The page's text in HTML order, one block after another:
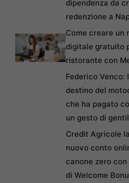
dipendenza da
redenzione a
Come creare un
digitale gratuito
ristorante con
Federico Venco:
destino del
che ha pagato
un gesto di
Credit Agricole
nuovo conto
canone zero con
di Welcome